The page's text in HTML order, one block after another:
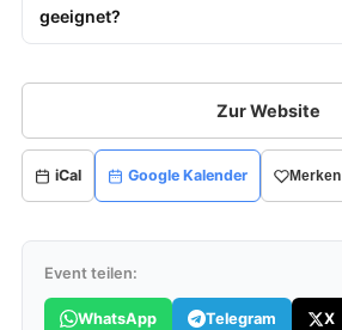
geeignet?
Zur Website
iCal Google Kalender Merken
Event teilen:
WhatsApp Telegram X